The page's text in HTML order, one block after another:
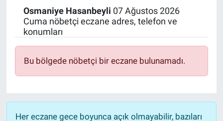
Osmaniye Hasanbeyli 07 Ağustos 2026
Cuma nöbetçi eczane adres, telefon ve
konumları
Bu bölgede nöbetçi bir eczane bulunamadı.
Her eczane gece boyunca açık olmayabilir, bazıları
Politika
Bilecik
Kütahya